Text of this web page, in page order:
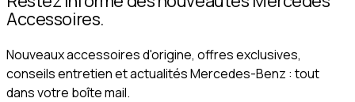
Accessoires.
Nouveaux accessoires d'origine, offres exclusives,
conseils entretien et actualités Mercedes-Benz : tout
dans votre boîte mail.